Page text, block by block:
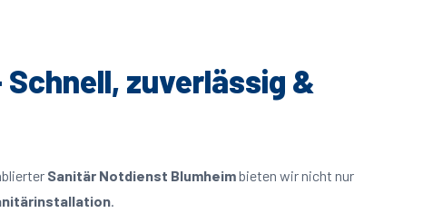
zuverlässig &
Sanitär Notdienst Blumheimbieten wir nicht nur
.